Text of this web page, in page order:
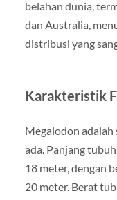
belahan dunia,
dan Australia,
distribusi yang
Karakteristik
Megalodon adalah
ada. Panjang
18 meter, dengan
20 meter. Berat